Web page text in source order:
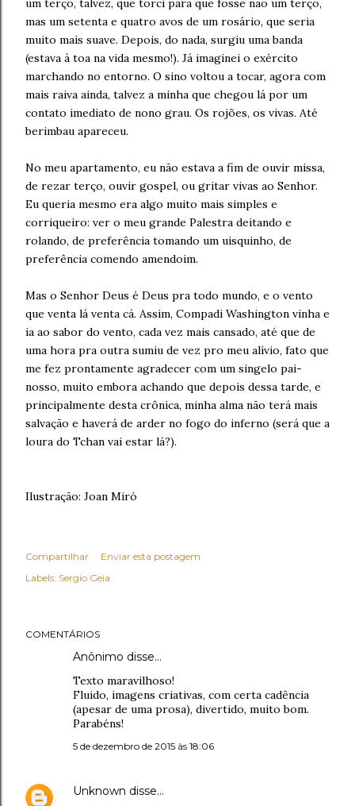
um terço, talvez, que torci para que fosse não um terço,
mas um setenta e quatro avos de um rosário, que seria
muito mais suave. Depois, do nada, surgiu uma banda
(estava à toa na vida mesmo!). Já imaginei o exército
marchando no entorno. O sino voltou a tocar, agora com
mais raiva ainda, talvez a minha que chegou lá por um
contato imediato de nono grau. Os rojões, os vivas. Até
berimbau apareceu.
No meu apartamento, eu não estava a fim de ouvir missa,
de rezar terço, ouvir gospel, ou gritar vivas ao Senhor.
Eu queria mesmo era algo muito mais simples e
corriqueiro: ver o meu grande Palestra deitando e
rolando, de preferência tomando um uisquinho, de
preferência comendo amendoim.
Mas o Senhor Deus é Deus pra todo mundo, e o vento
que venta lá venta cá. Assim, Compadi Washington vinha e
ia ao sabor do vento, cada vez mais cansado, até que de
uma hora pra outra sumiu de vez pro meu alívio, fato que
me fez prontamente agradecer com um singelo pai-
nosso, muito embora achando que depois dessa tarde, e
principalmente desta crônica, minha alma não terá mais
salvação e haverá de arder no fogo do inferno (será que a
loura do Tchan vai estar lá?).
Ilustração: Joan Miró
Compartilhar
Enviar esta postagem
Labels: Sergio Geia
COMENTÁRIOS
Anônimo disse…
Texto maravilhoso!
Fluido, imagens criativas, com certa cadência
(apesar de uma prosa), divertido, muito bom.
Parabéns!
5 de dezembro de 2015 às 18:06
Unknown disse…